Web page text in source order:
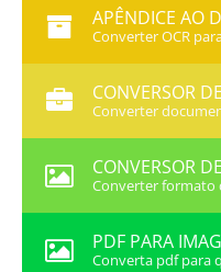
APÊNDICE AO
Converter OCR
CONVERSOR
Converter
CONVERSOR
Converter formato
PDF PARA
Converta pdf para